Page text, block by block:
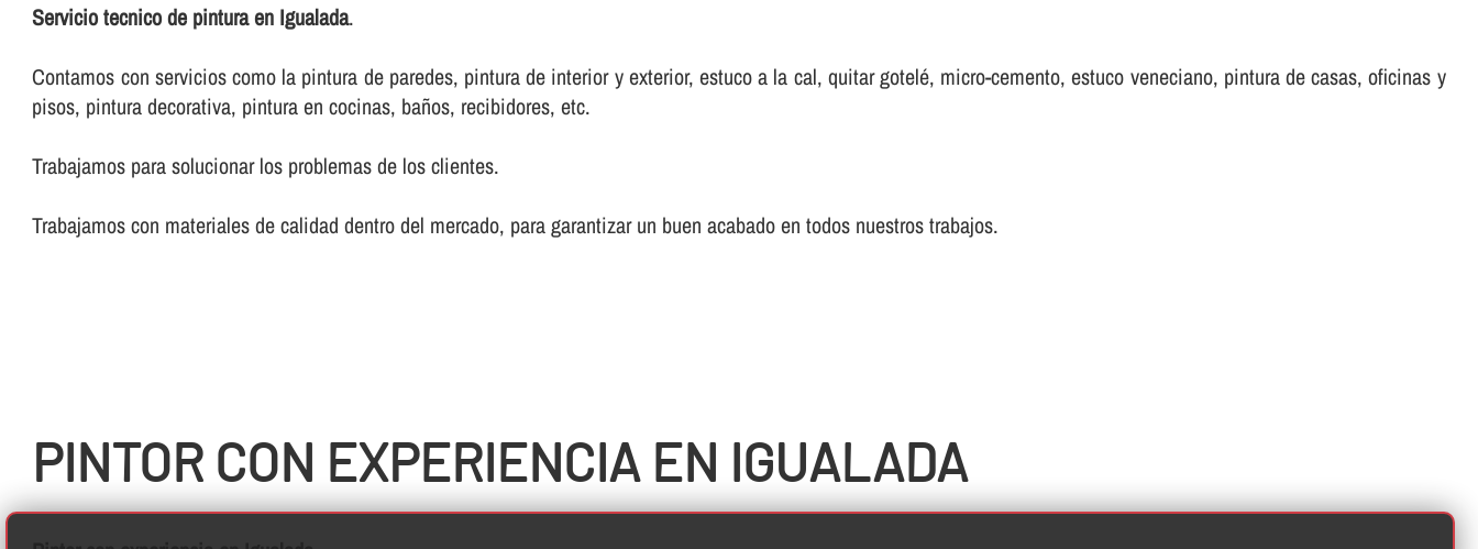
Servicio tecnico de pintura en Igualada.
Contamos con servicios como la pintura de paredes, pintura de interior y exterior, estuco a la cal, quitar gotelé, micro-cemento, estuco veneciano, pintura de casas, oficinas y
pisos, pintura decorativa, pintura en cocinas, baños, recibidores, etc.
Trabajamos para solucionar los problemas de los clientes.
Trabajamos con materiales de calidad dentro del mercado, para garantizar un buen acabado en todos nuestros trabajos.
PINTOR CON EXPERIENCIA EN IGUALADA